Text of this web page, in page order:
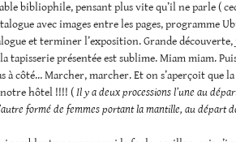
bibliophile, pensant plus vite qu’il ne parle (
avec images entre les pages, programme
et terminer l’exposition. Grande
tapisserie présentée est sublime. Miam miam.
à côté… Marcher, marcher. Et on s’aperçoit que
notre hôtel !!!! (Il y a deux processions l’une au
formé de femmes portant la mantille, au départ